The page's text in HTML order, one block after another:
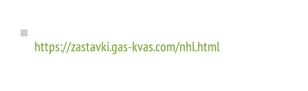
https://zastavki.gas-kvas.com/nhl.html